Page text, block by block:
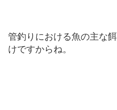
管釣りにおける魚の主な
けですからね。